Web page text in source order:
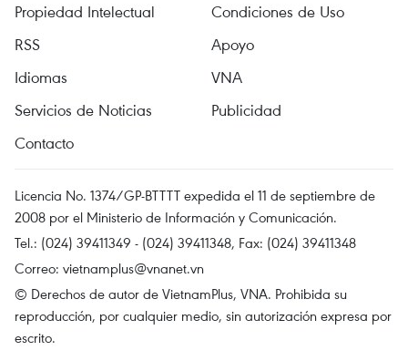
Propiedad Intelectual
Condiciones de Uso
RSS
Apoyo
Idiomas
VNA
Servicios de Noticias
Publicidad
Contacto
Licencia No. 1374/GP-BTTTT expedida el 11 de septiembre de
2008 por el Ministerio de Información y Comunicación.
Tel.: (024) 39411349 - (024) 39411348, Fax: (024) 39411348
Correo: vietnamplus@vnanet.vn
© Derechos de autor de VietnamPlus, VNA. Prohibida su
reproducción, por cualquier medio, sin autorización expresa por
escrito.